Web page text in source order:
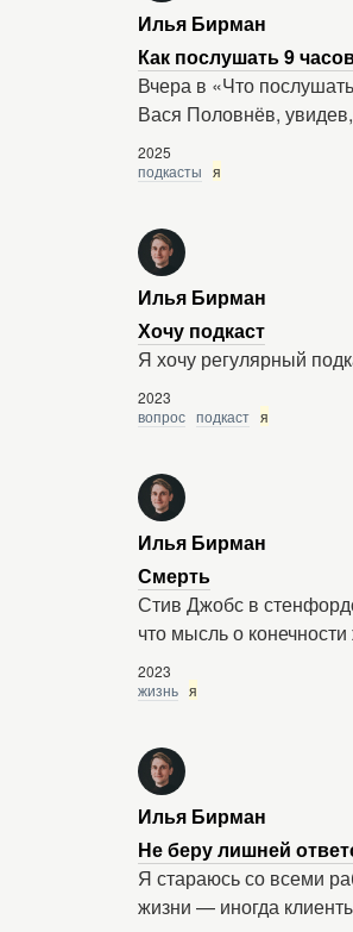
Илья Бирман
Как послушать 9
Вчера в «Что
Вася Половнёв,
2025
подкасты я
Илья Бирман
Хочу подкаст
Я хочу регулярный
2023
вопрос подкаст я
Илья Бирман
Смерть
Стив Джобс в
что мысль о
2023
жизнь я
Илья Бирман
Не беру лишней
Я стараюсь со всеми
жизни — иногда